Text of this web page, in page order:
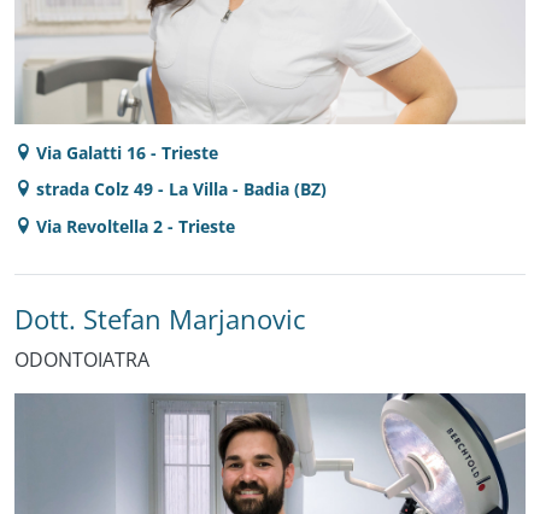
Via Galatti 16 - Trieste
strada Colz 49 - La Villa - Badia (BZ)
Via Revoltella 2 - Trieste
Dott. Stefan Marjanovic
ODONTOIATRA